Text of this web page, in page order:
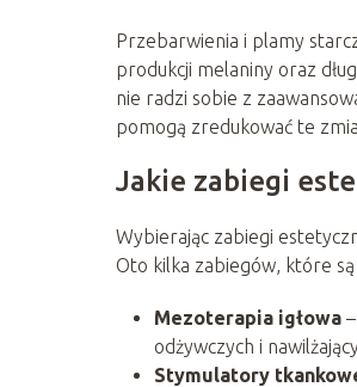
Przebarwienia i plamy
produkcji melaniny oraz
nie radzi sobie z
pomogą zredukować te
Jakie zabiegi
Wybierając zabiegi
Oto kilka zabiegów, które
Mezoterapia igłowa
odżywczych i
Stymulatory